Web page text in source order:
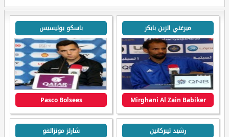
ميرغني الزين بابكر
Mirghani Al Zain Babiker
باسكو بوليسيس
Pasco Bolsees
رشيد تيبركانين شارلز مونزالفو